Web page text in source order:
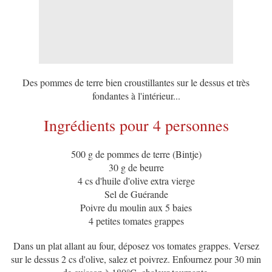
Des pommes de terre bien croustillantes sur le dessus et très
fondantes à l'intérieur...
Ingrédients pour 4 personnes
500 g de pommes de terre (Bintje)
30 g de beurre
4 cs d'huile d'olive extra vierge
Sel de Guérande
Poivre du moulin aux 5 baies
4 petites tomates grappes
Dans un plat allant au four, déposez vos tomates grappes. Versez
sur le dessus 2 cs d'olive, salez et poivrez. Enfournez pour 30 min